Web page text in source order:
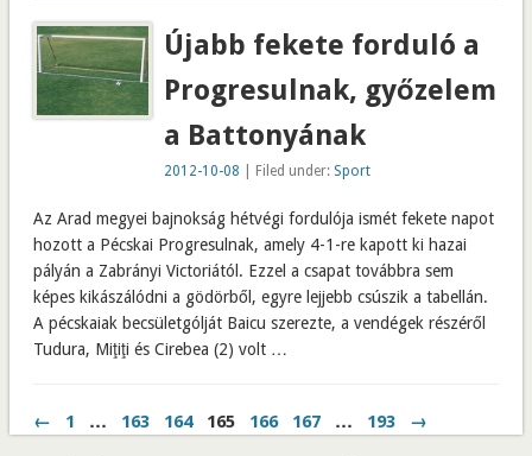
Újabb fekete forduló a
Progresulnak, győzelem
a Battonyának
2012-10-08 | Filed under: Sport
Az Arad megyei bajnokság hétvégi fordulója ismét fekete napot
hozott a Pécskai Progresulnak, amely 4-1-re kapott ki hazai
pályán a Zabrányi Victoriától. Ezzel a csapat továbbra sem
képes kikászálódni a gödörből, egyre lejjebb csúszik a tabellán.
A pécskaiak becsületgólját Baicu szerezte, a vendégek részéről
Tudura, Miţiţi és Cirebea (2) volt …
← 1 … 163 164 165 166 167 … 193 →